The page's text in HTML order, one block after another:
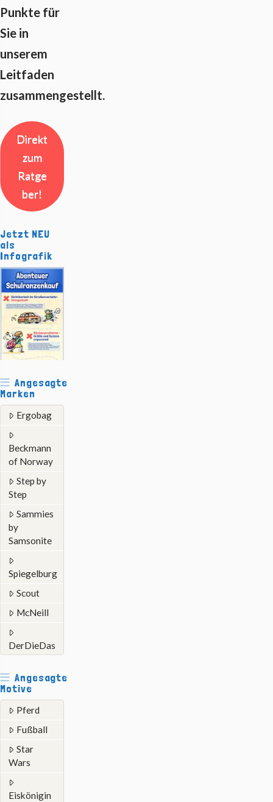
Punkte für
Sie in
unserem
Leitfaden
zusammengestellt.
Direkt
zum
Ratge
ber!
Jetzt NEU
als
Infografik
Angesagte
Marken
Ergobag
Beckmann
of Norway
Step by
Step
Sammies
by
Samsonite
Spiegelburg
Scout
McNeill
DerDieDas
Angesagte
Motive
Pferd
Fußball
Star
Wars
Eiskönigin